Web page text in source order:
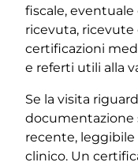
fiscale,
ricevuta,
certificazioni
e referti utili alla
Se la visita
documentazione
recente,
clinico. Un